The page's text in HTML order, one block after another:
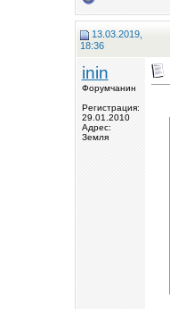
13.03.2019,
18:36
inin
Форумчанин
Регистрация:
29.01.2010
Адрес:
Земля